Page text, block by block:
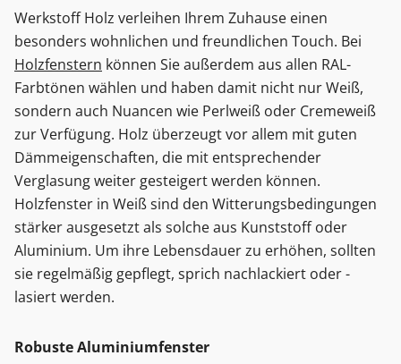
Werkstoff Holz verleihen Ihrem Zuhause einen
besonders wohnlichen und freundlichen Touch. Bei
Holzfenstern können Sie außerdem aus allen RAL-
Farbtönen wählen und haben damit nicht nur Weiß,
sondern auch Nuancen wie Perlweiß oder Cremeweiß
zur Verfügung. Holz überzeugt vor allem mit guten
Dämmeigenschaften, die mit entsprechender
Verglasung weiter gesteigert werden können.
Holzfenster in Weiß sind den Witterungsbedingungen
stärker ausgesetzt als solche aus Kunststoff oder
Aluminium. Um ihre Lebensdauer zu erhöhen, sollten
sie regelmäßig gepflegt, sprich nachlackiert oder -
lasiert werden.
Robuste Aluminiumfenster